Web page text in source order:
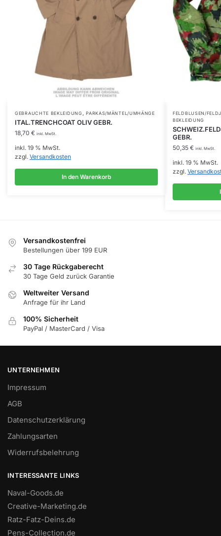
GEBRAUCHTE BEKLEIDUNG,PARKAS/MÄNTEL/UMHÄNGE
ITAL.TRENCHCOAT OLIV GEBR.
18,70 € inkl. MwSt.
inkl. 19 % MwSt.
zzgl. Versandkosten
In den Warenkorb
FELDBLUSEN/
BEKLEIDUNG
GEBR.
50,35 € inkl. MwSt.
inkl. 19 % MwSt.
zzgl.
Versandkostenfrei
Bestellungen über 199 EUR
30 Tage Rückgaberecht
30 Tage Geld zurück Garantie
Weltweiter Versand
Anfrage für ihr Land
100% Sicherheit
PayPal / MasterCard / Visa
UNTERNEHMEN
Impressum
AGB
Datenschutzerklärung
Zahlungsarten
Widerrufsbelehrung
INTERESSANTE LINKS
Naval-Goods.de
Creative-Marketing.de
Ratz-Fatz-Deins.de
Pens-Collection.de